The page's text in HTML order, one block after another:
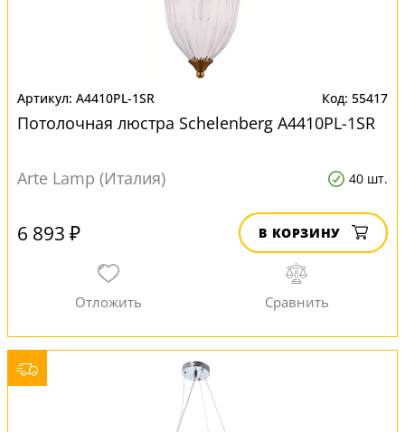
A4410PL-1SR 55417
Потолочная люстра Schelenberg A4410PL-1SR
Arte Lamp (Италия) 40 шт.
6 893 ₽ В КОРЗИНУ